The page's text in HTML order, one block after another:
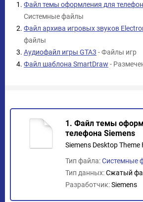
Файл темы оформления для
Системные файлы
Файл архива игровых звуков
файлы
Аудиофайл игры GTA3 - Файлы игр
Файл шаблона SmartDraw -
1. Файл темы
телефона Siemens
Siemens Desktop Theme
Тип файла:Системные
Тип данных:Сжатый
Разработчик:Siemens